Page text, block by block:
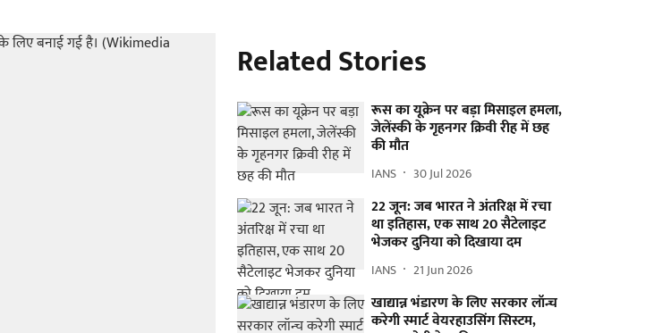
Related Stories
रूस का यूक्रेन पर बड़ा मिसाइल हमला,
जेलेंस्की के गृहनगर क्रिवी रीह में छह
की मौत
IANS 30 Jul 2026
22 जून: जब भारत ने अंतरिक्ष में रचा
था इतिहास, एक साथ 20 सैटेलाइट
भेजकर दुनिया को दिखाया दम
IANS 21 Jun 2026
खाद्यान्न भंडारण के लिए सरकार लॉन्च
करेगी स्मार्ट वेयरहाउसिंग सिस्टम,